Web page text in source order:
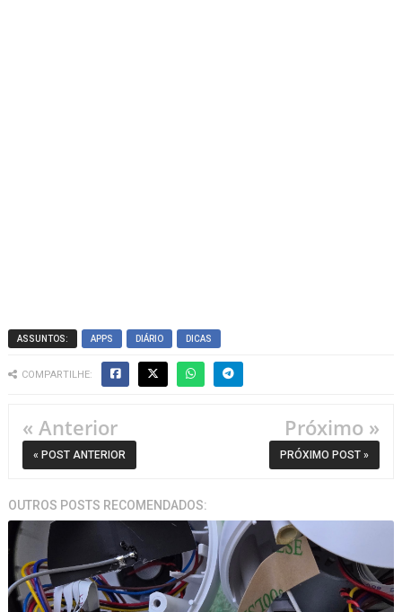
ASSUNTOS: APPS DIÁRIO DICAS
COMPARTILHE:
« Anterior
« POST ANTERIOR
Próximo »
PRÓXIMO POST »
OUTROS POSTS RECOMENDADOS: